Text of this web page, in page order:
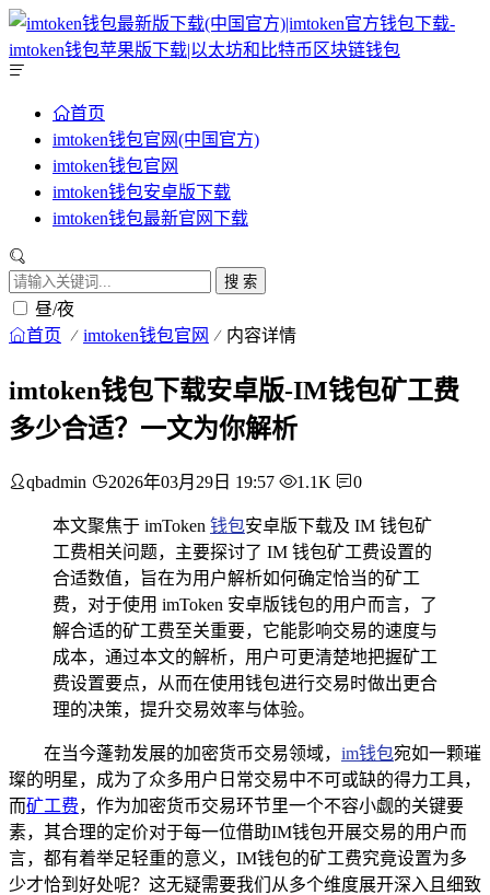
首页
imtoken钱包官网(中国官方)
imtoken钱包官网
imtoken钱包安卓版下载
imtoken钱包最新官网下载
搜 索
昼/夜
首页 imtoken钱包官网 内容详情
imtoken钱包下载安卓版-IM钱包矿工费
多少合适？一文为你解析
qbadmin 2026年03月29日 19:57 1.1K 0
本文聚焦于 imToken 钱包安卓版下载及 IM 钱包矿
工费相关问题，主要探讨了 IM 钱包矿工费设置的
合适数值，旨在为用户解析如何确定恰当的矿工
费，对于使用 imToken 安卓版钱包的用户而言，了
解合适的矿工费至关重要，它能影响交易的速度与
成本，通过本文的解析，用户可更清楚地把握矿工
费设置要点，从而在使用钱包进行交易时做出更合
理的决策，提升交易效率与体验。
在当今蓬勃发展的加密货币交易领域， im钱包宛如一颗璀
璨的明星，成为了众多用户日常交易中不可或缺的得力工具，
而矿工费，作为加密货币交易环节里一个不容小觑的关键要
素，其合理的定价对于每一位借助IM钱包开展交易的用户而
言，都有着举足轻重的意义，IM钱包的矿工费究竟设置为多
少才恰到好处呢？这无疑需要我们从多个维度展开深入且细致